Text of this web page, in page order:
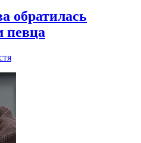
обратилась
певца